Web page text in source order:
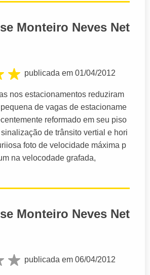
Monteiro Neves Net
publicada em 01/04/2012
nos estacionamentos reduziram
de vagas de estacioname
reformado em seu piso
de trânsito vertial e hori
foto de velocidade máxima p
na velocodade grafada,
Monteiro Neves Net
publicada em 06/04/2012